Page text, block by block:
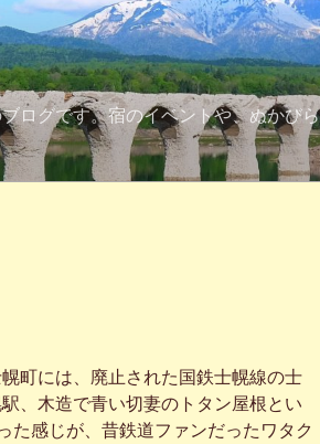
ログです。宿のイベントや、ぬかび
町には、廃止された国鉄士幌線の士
、木造で青い切妻のトタン屋根とい
た感じが、昔鉄道ファンだったワタク